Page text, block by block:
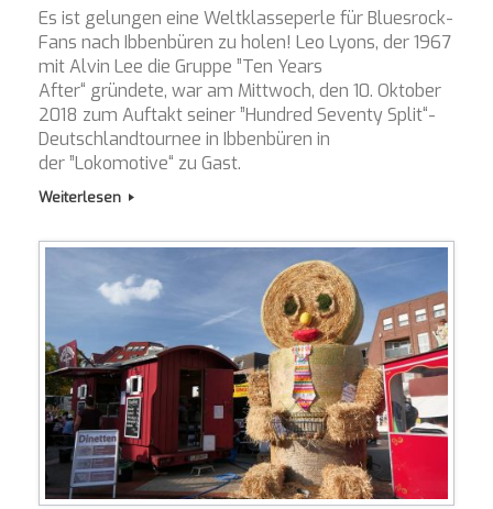
Es ist gelungen eine Weltklasseperle für Bluesrock-
Fans nach Ibbenbüren zu holen! Leo Lyons, der 1967
mit Alvin Lee die Gruppe ”Ten Years
After“ gründete, war am Mittwoch, den 10. Oktober
2018 zum Auftakt seiner ”Hundred Seventy Split“-
Deutschlandtournee in Ibbenbüren in
der ”Lokomotive“ zu Gast.
Weiterlesen